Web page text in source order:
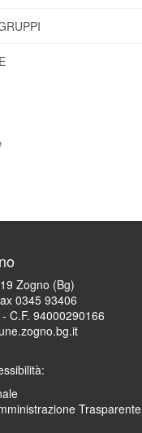
Zogno (Bg)
0345 93406
C.F. 94000290166
Trasparente